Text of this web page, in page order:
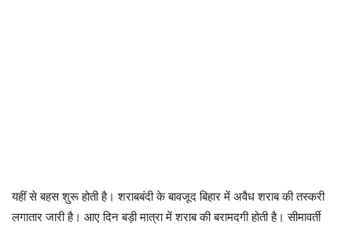
यहीं से बहस शुरू होती है। शराबबंदी के बावजूद बिहार में अवैध शराब की तस्करी
लगातार जारी है। आए दिन बड़ी मात्रा में शराब की बरामदगी होती है। सीमावर्ती